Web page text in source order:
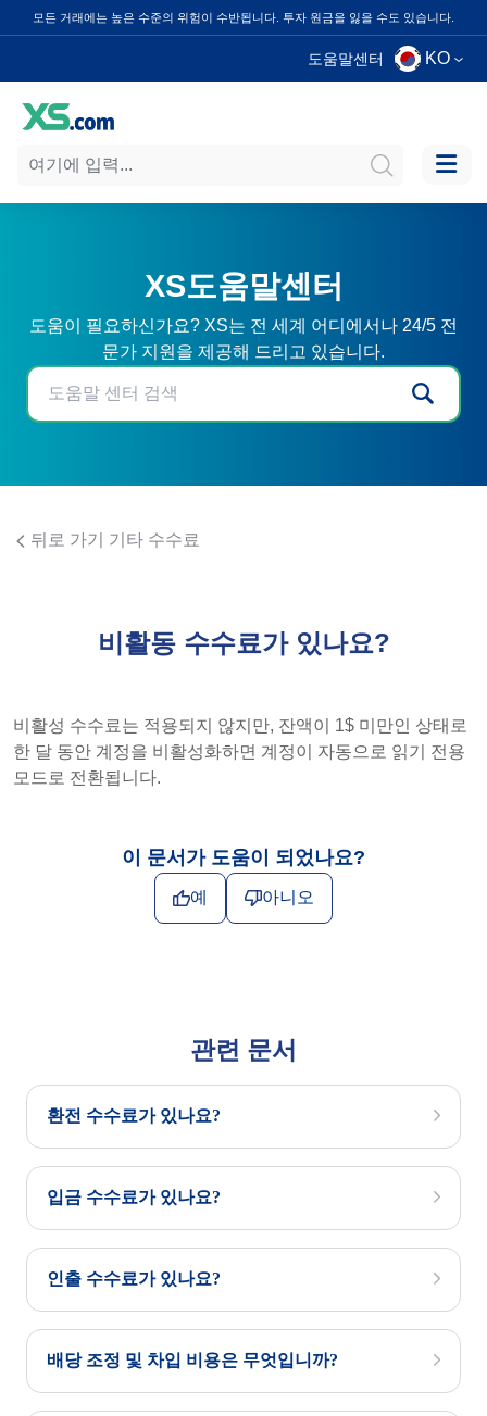
모든 거래에는 높은 수준의 위험이 수반됩니다. 투자 원금을 잃을 수도 있습니다.
도움말센터 KO
XS도움말센터
도움이 필요하신가요? XS는 전 세계 어디에서나 24/5 전
문가 지원을 제공해 드리고 있습니다.
뒤로 가기 기타 수수료
비활동 수수료가 있나요?
비활성 수수료는 적용되지 않지만, 잔액이 1$ 미만인 상태로
한 달 동안 계정을 비활성화하면 계정이 자동으로 읽기 전용
모드로 전환됩니다.
이 문서가 도움이 되었나요?
예 아니오
관련 문서
환전 수수료가 있나요?
입금 수수료가 있나요?
인출 수수료가 있나요?
배당 조정 및 차입 비용은 무엇입니까?